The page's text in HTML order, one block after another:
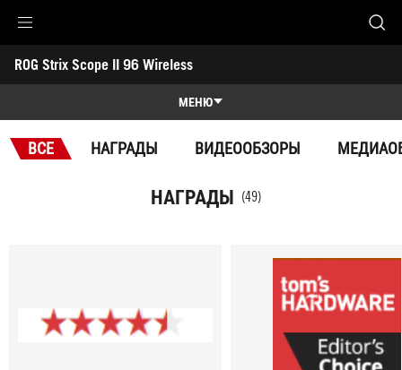
Accessibility links
Skip to content
Accessibility Help
Skip to Menu
ASUS Footer
ROG Strix Scope II 96 Wireless
-
МЕНЮ
Обзор
ВСЕ НАГРАДЫ ВИДЕООБЗОРЫ
НАГРАДЫ (49)